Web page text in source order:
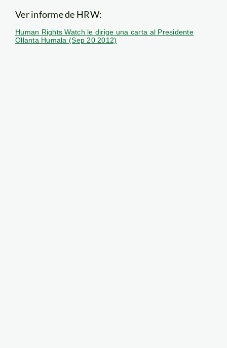
Ver informe de HRW:
Human Rights Watch le dirige una carta al Presidente
Ollanta Humala (Sep 20 2012)